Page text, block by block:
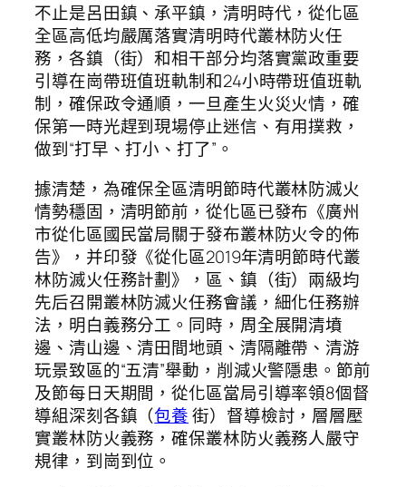
不止是呂田鎮、承平鎮，清明時代，從化區
全區高低均嚴厲落實清明時代叢林防火任
務，各鎮（街）和相干部分均落實黨政重要
引導在崗帶班值班軌制和24小時帶班值班軌
制，確保政令通順，一旦產生火災火情，確
保第一時光趕到現場停止迷信、有用撲救，
做到“打早、打小、打了”。
據清楚，為確保全區清明節時代叢林防滅火
情勢穩固，清明節前，從化區已發布《廣州
市從化區國民當局關于發布叢林防火令的佈
告》，并印發《從化區2019年清明節時代叢
林防滅火任務計劃》，區、鎮（街）兩級均
先后召開叢林防滅火任務會議，細化任務辦
法，明白義務分工。同時，周全展開清墳
邊、清山邊、清田間地頭、清隔離帶、清游
玩景致區的“五清”舉動，削減火警隱患。節前
及節每日天期間，從化區當局引導率領8個督
導組深刻各鎮（包養街）督導檢討，層層壓
實叢林防火義務，確保叢林防火義務人嚴守
規律，到崗到位。